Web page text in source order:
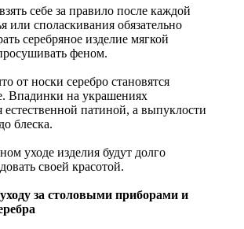
себе за правило после каждой
или споласкивания обязательно
серебряное изделие мягкой
феном.
от носки серебро становятся
Впадинки на украшениях
патиной, а выпуклости
блеска.
уходе изделия будут долго
своей красотой.
за столовыми приборами и